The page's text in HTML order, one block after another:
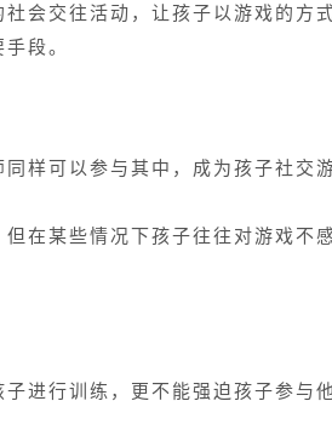
会交往活动，让孩子以游戏的
段。
样可以参与其中，成为孩子社交
在某些情况下孩子往往对游戏
进行训练，更不能强迫孩子参与